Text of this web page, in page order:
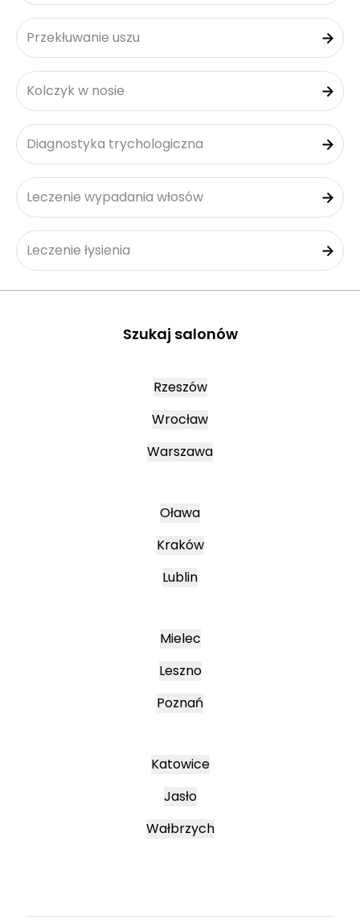
Przekłuwanie uszu
Kolczyk w nosie
Diagnostyka trychologiczna
Leczenie wypadania włosów
Leczenie łysienia
Szukaj salonów
Rzeszów
Wrocław
Warszawa
Oława
Kraków
Lublin
Mielec
Leszno
Poznań
Katowice
Jasło
Wałbrzych